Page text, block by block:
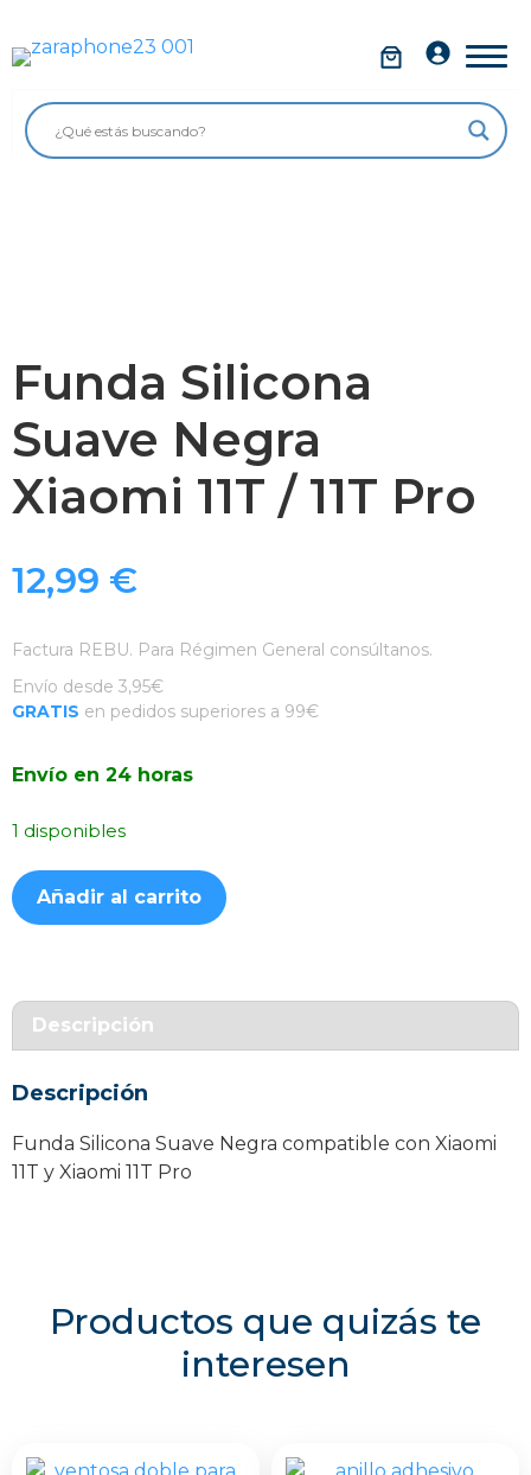
contenido
Funda Silicona
Suave Negra
Xiaomi 11T / 11T Pro
12,99 €
Factura REBU. Para Régimen General consúltanos.
Envío desde 3,95€
GRATIS en pedidos superiores a 99€
Envío en 24 horas
1 disponibles
Funda
Silicona
Xiaomi
11T
/
11T
cantidad
Añadir al carrito
Descripción
Descripción
Funda Silicona Suave Negra compatible con Xiaomi
11T y Xiaomi 11T Pro
Productos que quizás te
interesen
Móviles
Impolutos
Accesorios
Garantía Zaraphone